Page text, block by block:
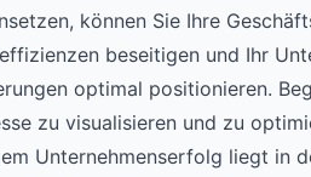
können Sie Ihre
beseitigen und Ihr
optimal positionieren.
zu visualisieren und zu
Unternehmenserfolg liegt in